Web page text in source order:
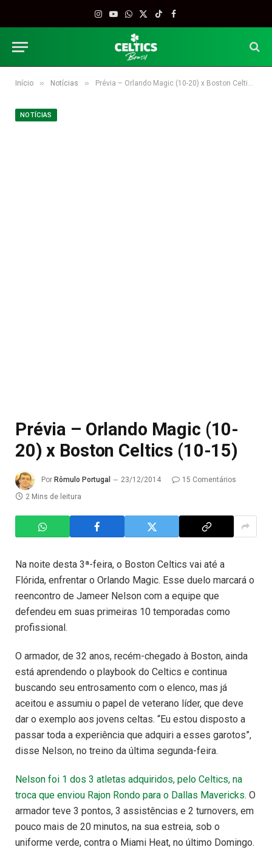
Instagram
YouTube
WhatsApp
X
TikTokFacebook
Início » Notícias » Prévia – Orlando Magic (10-20) x Boston Celtics (10-15)
NOTÍCIAS
Prévia – Orlando Magic (10-
20) x Boston Celtics (10-15)
Por Rômulo Portugal 23/12/2014
15 Comentários
2 Mins de leitura
Na noite desta 3ª-feira, o Boston Celtics vai até a
Flórida, enfrentar o Orlando Magic. Esse duelo marcará o
reencontro de Jameer Nelson com a equipe que
defendeu em suas primeiras 10 temporadas como
profissional.
O armador, de 32 anos, recém-chegado à Boston, ainda
está aprendendo o playbook do Celtics e continua
buscando seu entrosamento com o elenco, mas já
aceitou e assumiu o papel de veterano líder, que deve
dar o exemplo aos jovens celtas. “Eu estou disposto a
passar toda a experiência que adquiri a esses garotos”,
disse Nelson, no treino da última segunda-feira.
Nelson foi 1 dos 3 atletas adquiridos, pelo Celtics, na
troca que enviou Rajon Rondo para o Dallas Mavericks. O
armador teve 3 pontos, 3 assistências e 2 turnovers, em
pouco mais de 20 minutos, na sua estreia, sob o
uniforme verde, contra o Miami Heat, no último Domingo.